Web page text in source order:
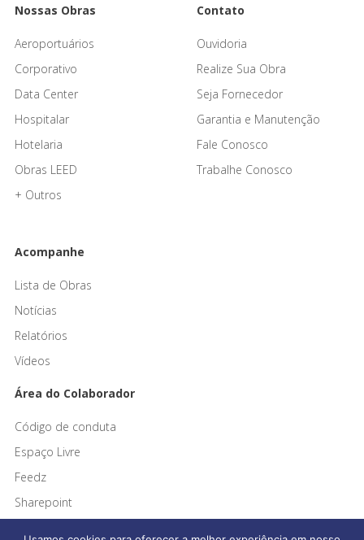
Nossas Obras
Aeroportuários
Corporativo
Data Center
Hospitalar
Hotelaria
Obras LEED
+ Outros
Contato
Ouvidoria
Realize Sua Obra
Seja Fornecedor
Garantia e Manutenção
Fale Conosco
Trabalhe Conosco
Acompanhe
Lista de Obras
Notícias
Relatórios
Vídeos
Área do Colaborador
Código de conduta
Espaço Livre
Feedz
Sharepoint